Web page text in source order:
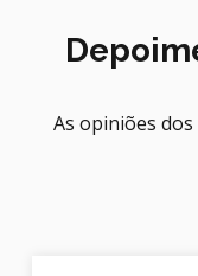
As opiniões